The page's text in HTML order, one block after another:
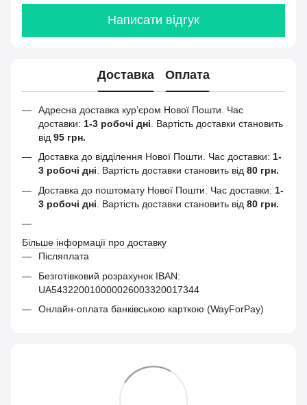
Написати відгук
Доставка Оплата
Адресна доставка кур’єром Нової Пошти.
Час
доставки: 1-3 робочі дні . Вартість доставки становить
від 95 грн.
Доставка до відділення Нової Пошти. Час доставки: 1-
3 робочі дні . Вартість доставки становить від 80 грн.
Доставка до поштомату Нової Пошти. Час доставки: 1-
3 робочі дні . Вартість доставки становить від 80 грн.
Більше інформації про доставку
Післяплата
Безготівковий розрахунок IBAN:
UA543220010000026003320017344
Онлайн-оплата банківською карткою (WayForPay)